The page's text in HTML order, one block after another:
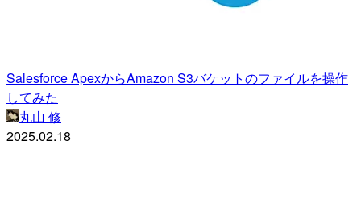
Salesforce ApexからAmazon S3バケットのファイルを操作
してみた
丸山 修
2025.02.18